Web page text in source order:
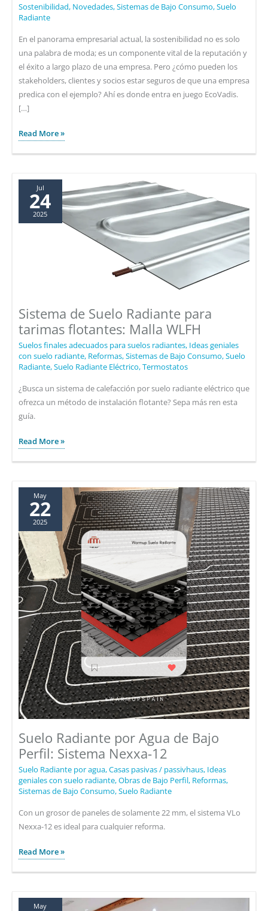
Sostenibilidad, Novedades,Sistemas de Bajo Consumo,Suelo
Radiante
En el panorama empresarial actual, la sostenibilidad no es solo
una palabra de moda; es un componente vital de la reputación y
el éxito a largo plazo de una empresa. Pero ¿cómo pueden los
stakeholders, clientes y socios estar seguros de que una empresa
predica con el ejemplo? Ahí es donde entra en juego EcoVadis.
[…]
¿Es
sostenible?
Entendiendo
certificaciones
Read More »
Jul
24
2025
Sistema de Suelo Radiante para
tarimas flotantes: Malla WLFH
Suelos finales adecuados para suelos radiantes, Ideas geniales
con suelo radiante, Reformas,Sistemas de Bajo Consumo,Suelo
Radiante,Suelo Radiante Eléctrico,Termostatos
¿Busca un sistema de calefacción por suelo radiante eléctrico que
ofrezca un método de instalación flotante? Sepa más ren esta
guía.
Sistema
para
tarimas
flotantes:
Malla
WLFH
Read More »
May
22
2025
Suelo Radiante por Agua de Bajo
Perfil: Sistema Nexxa-12
Suelo Radiante por agua,Casas pasivas / passivhaus, Ideas
geniales con suelo radiante,Obras de Bajo Perfil, Reformas,
Sistemas de Bajo Consumo,Suelo Radiante
Con un grosor de paneles de solamente 22 mm, el sistema VLo
Nexxa-12 es ideal para cualquier reforma.
Suelo
Read More »
May